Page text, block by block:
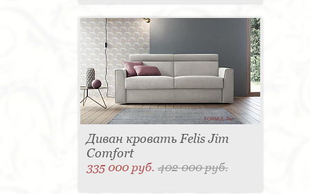
Диван кровать Felis Jim
Comfort
335 000 руб.402 000 руб.